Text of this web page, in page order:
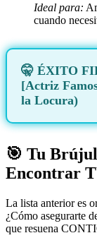
Ideal para:
cuando
[Actriz
la Locura)
🎯 Tu
Encontrar
La lista anterior es
¿Cómo asegurarte
que resuena